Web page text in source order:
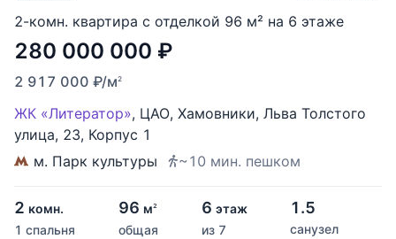
2-комн. квартира с отделкой 96 м² на 6 этаже
280 000 000 ₽
2 917 000 ₽/м2
ЖК «Литератор», ЦАО, Хамовники, Льва Толстого
улица, 23, Корпус 1
м. Парк культуры
~10 мин. пешком
2 комн.
1 спальня
96 м2
общая
6 этаж
из 7
1.5
санузел